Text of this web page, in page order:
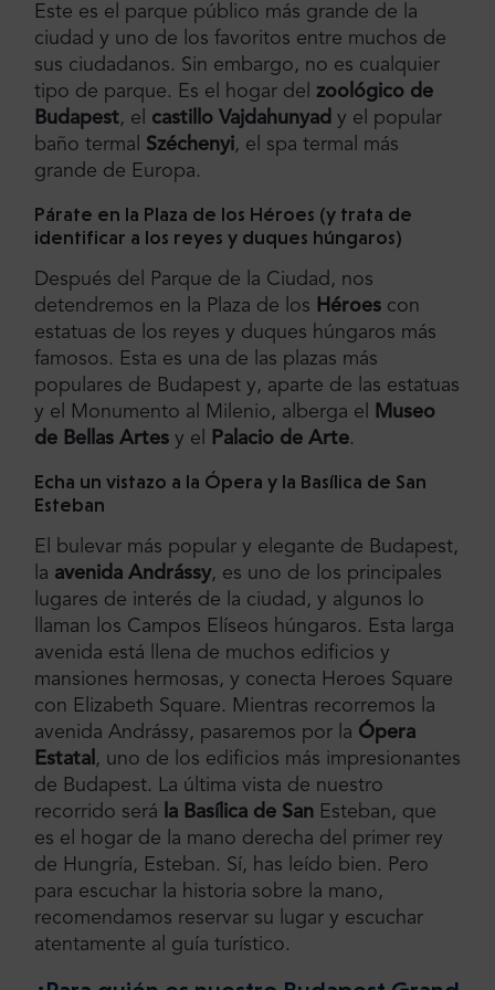
Este es el parque público más grande de la
ciudad y uno de los favoritos entre muchos de
sus ciudadanos. Sin embargo, no es cualquier
tipo de parque. Es el hogar del zoológico de
Budapest, el castillo Vajdahunyad y el popular
baño termal Széchenyi, el spa termal más
grande de Europa.
Párate en la Plaza de los Héroes (y trata de
identificar a los reyes y duques húngaros)
Después del Parque de la Ciudad, nos
detendremos en la Plaza de los Héroes con
estatuas de los reyes y duques húngaros más
famosos. Esta es una de las plazas más
populares de Budapest y, aparte de las estatuas
y el Monumento al Milenio, alberga el
Museo
de Bellas Artes y el Palacio de Arte.
Echa un vistazo a la Ópera y la Basílica de San
Esteban
El bulevar más popular y elegante de Budapest,
la avenida Andrássy, es uno de los principales
lugares de interés de la ciudad, y algunos lo
llaman los Campos Elíseos húngaros. Esta larga
avenida está llena de muchos edificios y
mansiones hermosas, y conecta Heroes Square
con Elizabeth Square. Mientras recorremos la
avenida Andrássy, pasaremos por la Ópera
Estatal , uno de los edificios más impresionantes
de Budapest. La última vista de nuestro
recorrido será
la Basílica de San Esteban, que
es el hogar de la mano derecha del primer rey
de Hungría, Esteban. Sí, has leído bien. Pero
para escuchar la historia sobre la mano,
recomendamos reservar su lugar y escuchar
atentamente al guía turístico.